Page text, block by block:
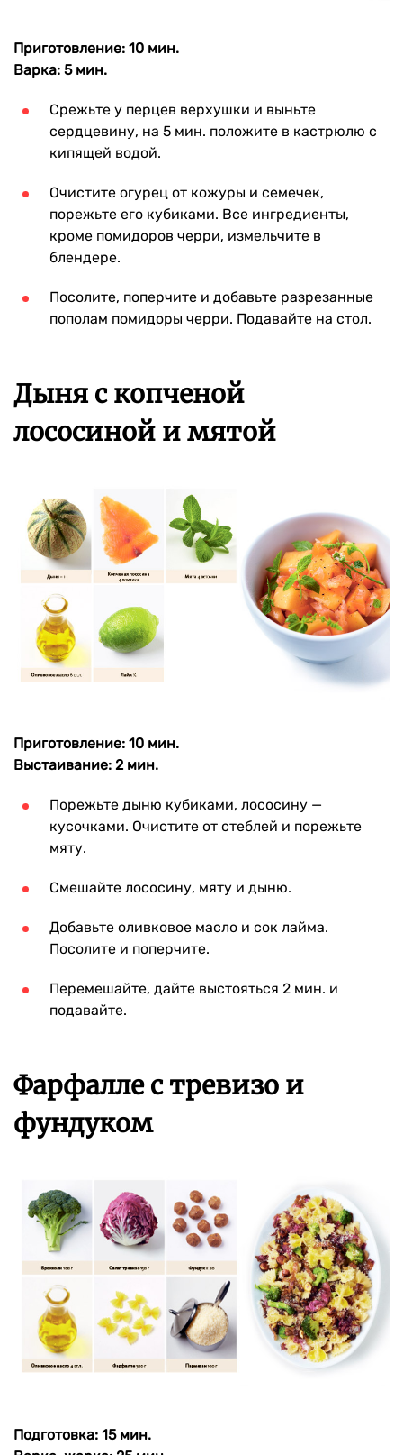
Приготовление: 10 мин.
Варка: 5 мин.
Срежьте у перцев верхушки и выньте
сердцевину, на 5 мин. положите в кастрюлю с
кипящей водой.
Очистите огурец от кожуры и семечек,
порежьте его кубиками. Все ингредиенты,
кроме помидоров черри, измельчите в
блендере.
Посолите, поперчите и добавьте разрезанные
пополам помидоры черри. Подавайте на стол.
Дыня с копченой
лососиной и мятой
Приготовление: 10 мин.
Выстаивание: 2 мин.
Порежьте дыню кубиками, лососину —
кусочками. Очистите от стеблей и порежьте
мяту.
Смешайте лососину, мяту и дыню.
Добавьте оливковое масло и сок лайма.
Посолите и поперчите.
Перемешайте, дайте выстояться 2 мин. и
подавайте.
Фарфалле с тревизо и
фундуком
Подготовка: 15 мин.